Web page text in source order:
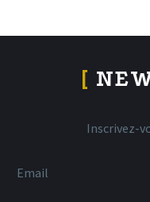
[
Inscrivez-
Email